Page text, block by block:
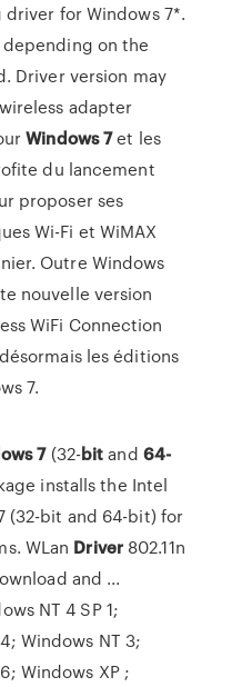
for Windows 7*.
on the
Driver version may
adapter
Windows7et les
du lancement
proposer ses
Wi-Fi et WiMAX
Outre Windows
nouvelle version
WiFi Connection
les éditions
7.
7(32-bitand 64-
installs the Intel
(32-bit and 64-bit) for
WLan Driver802.11n
and ...
NT 4 SP 1;
Windows NT 3;
Windows XP ;